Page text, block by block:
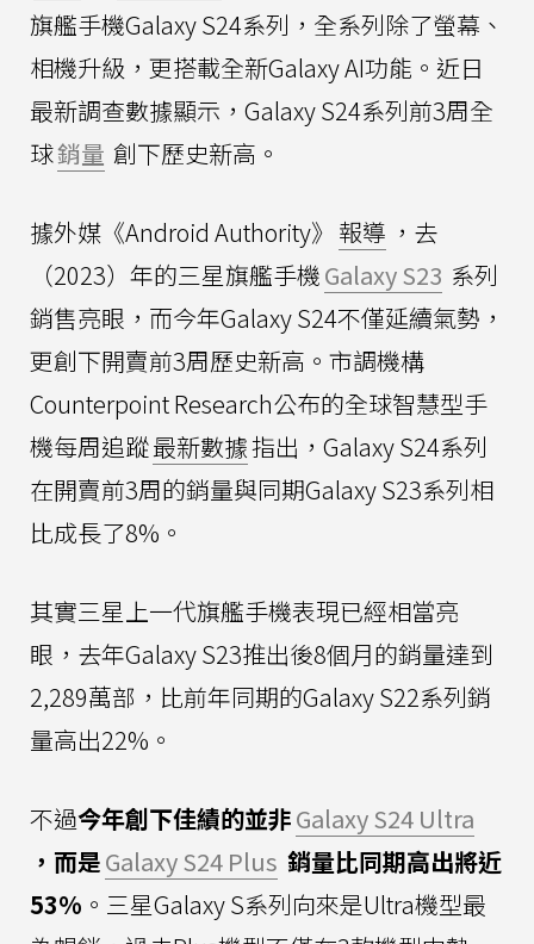
旗艦手機Galaxy S24系列，全系列除了螢幕、
相機升級，更搭載全新Galaxy AI功能。近日
最新調查數據顯示，Galaxy S24系列前3周全
球銷量 創下歷史新高。
據外媒《Android Authority》 報導 ，去
（2023）年的三星旗艦手機Galaxy S23 系列
銷售亮眼，而今年Galaxy S24不僅延續氣勢，
更創下開賣前3周歷史新高。市調機構
Counterpoint Research公布的全球智慧型手
機每周追蹤最新數據指出，Galaxy S24系列
在開賣前3周的銷量與同期Galaxy S23系列相
比成長了8%。
其實三星上一代旗艦手機表現已經相當亮
眼，去年Galaxy S23推出後8個月的銷量達到
2,289萬部，比前年同期的Galaxy S22系列銷
量高出22%。
不過今年創下佳績的並非Galaxy S24 Ultra
，而是Galaxy S24 Plus 銷量比同期高出將近
53% 。三星Galaxy S系列向來是Ultra機型最